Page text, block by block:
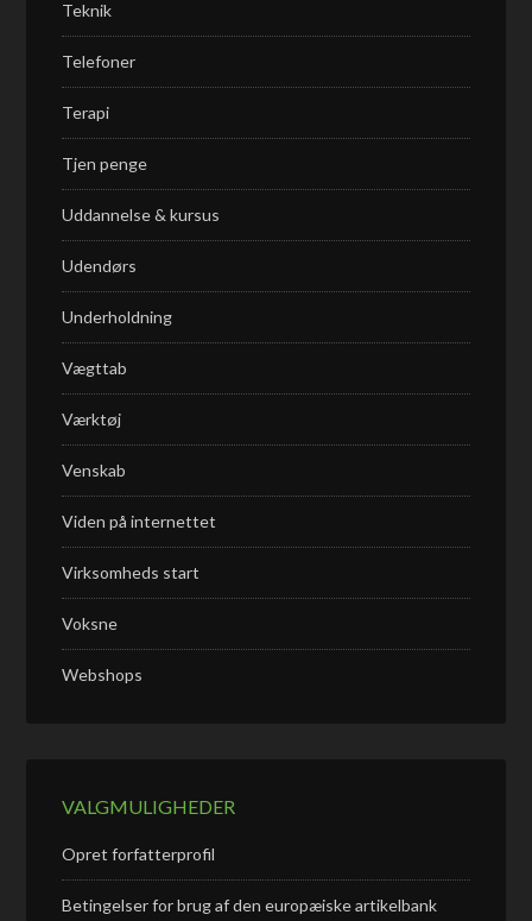
Teknik
Telefoner
Terapi
Tjen penge
Uddannelse & kursus
Udendørs
Underholdning
Vægttab
Værktøj
Venskab
Viden på internettet
Virksomheds start
Voksne
Webshops
VALGMULIGHEDER
Opret forfatterprofil
Betingelser for brug af den europæiske artikelbank